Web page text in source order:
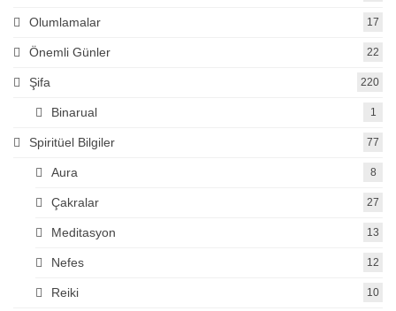
Olumlamalar 17
Önemli Günler 22
Şifa 220
Binarual 1
Spiritüel Bilgiler 77
Aura 8
Çakralar 27
Meditasyon 13
Nefes 12
Reiki 10